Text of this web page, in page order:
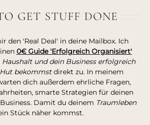
GET STUFF DONE
den 'Real Deal' in deine Mailbox. Ich
0€ Guide 'Erfolgreich Organisiert'
Haushalt und dein Business erfolgreich
bekommstdirekt zu. In meinem
dich außerdem ehrliche Fragen,
smarte Strategien für deinen
Damit du deinem Traumleben
Stück näher kommst.